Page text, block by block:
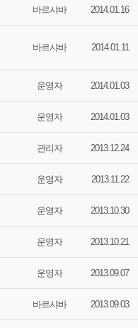
바르샤바 2014.01.16
바르샤바 2014.01.11
운영자 2014.01.03
운영자 2014.01.03
관리자 2013.12.24
운영자 2013.11.22
운영자 2013.10.30
운영자 2013.10.21
운영자 2013.09.07
바르샤바 2013.09.03